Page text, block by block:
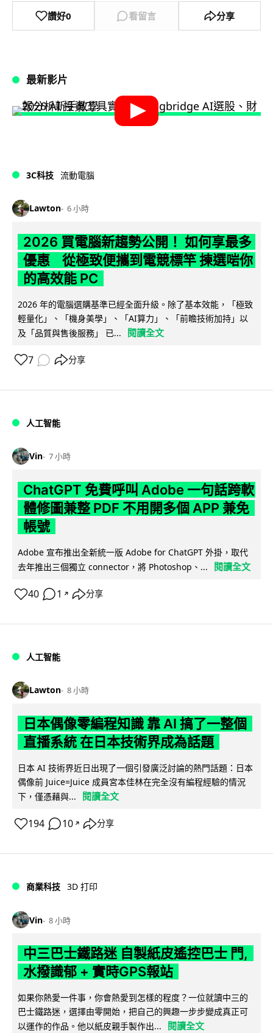
讚好0 看留言 分享
最新影片
3C科技 流動電腦
Lawton 6 小時
2026 買電腦新趨勢公開！ 如何享最多
優惠 從極致便攜到電競標竿 揀選啱你
的高效能 PC
2026 年的電腦選購基準已經全面升級。除了基本效能，「極致
輕量化」、「機身美學」、「AI算力」、「前瞻技術加持」以
及「品質與售後服務」 已...
閱讀全文
7 分享
人工智能
Vin 7 小時
ChatGPT 免費呼叫 Adobe 一句話跨軟
體修圖兼整 PDF 不用開多個 APP 兼免
帳號
Adobe 宣布推出全新統一版 Adobe for ChatGPT 外掛，取代
去年推出三個獨立 connector，將 Photoshop、...
閱讀全文
40 1 ↗ 分享
人工智能
Lawton 8 小時
日本偶像零編程知識 靠 AI 搞了一整個
直播系統 在日本技術界成為話題
日本 AI 技術界近日出現了一個引發廣泛討論的熱門話題：日本
偶像前 Juice=Juice 成員宮本佳林在完全沒有編程經驗的情況
下，僅憑藉與...
閱讀全文
194 10 ↗ 分享
商業科技 3D 打印
Vin 8 小時
中三巴士鐵路迷 自製紙皮遙控巴士 門,
水撥識郁 + 實時GPS報站
如果你熱愛一件事，你會熱愛到怎樣的程度？一位就讀中三的
巴士鐵路迷，選擇由零開始，把自己的興趣一步步變成真正可
以運作的作品。他以紙皮親手製作出...
閱讀全文